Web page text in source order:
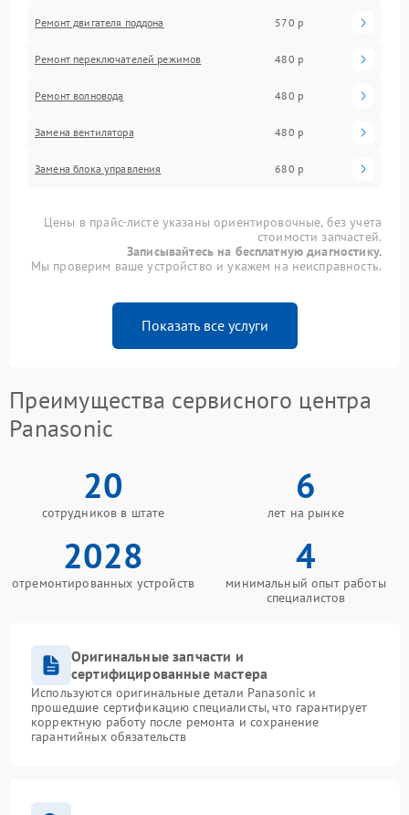
Ремонт двигателя поддона 570 р
Ремонт переключателей режимов 480 р
Ремонт волновода 480 р
Замена вентилятора 480 р
Замена блока управления 680 р
Цены в прайс-листе указаны ориентировочные, без учета
стоимости запчастей.
Записывайтесь на бесплатную диагностику.
Мы проверим ваше устройство и укажем на неисправность.
Показать все услуги
Преимущества сервисного центра
Panasonic
20
сотрудников в штате
6
лет на рынке
2028
отремонтированных устройств
4
минимальный опыт работы
специалистов
Оригинальные запчасти и
сертифицированные мастера
Используются оригинальные детали Panasonic и
прошедшие сертификацию специалисты, что гарантирует
корректную работу после ремонта и сохранение
гарантийных обязательств